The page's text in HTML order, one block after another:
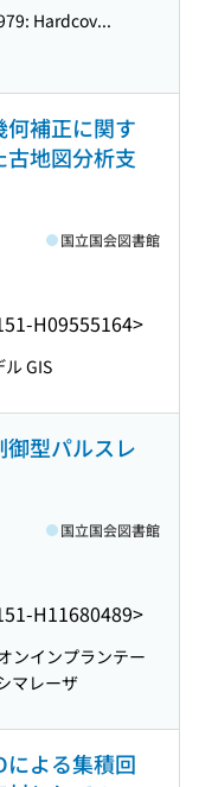
Hardcov...
補正に関す
古地図分析支
H09555164>
国立国会図書館
ル GIS
御型パルスレ
H11680489>
国立国会図書館
ンインプランテー
マレーザ
による集積回